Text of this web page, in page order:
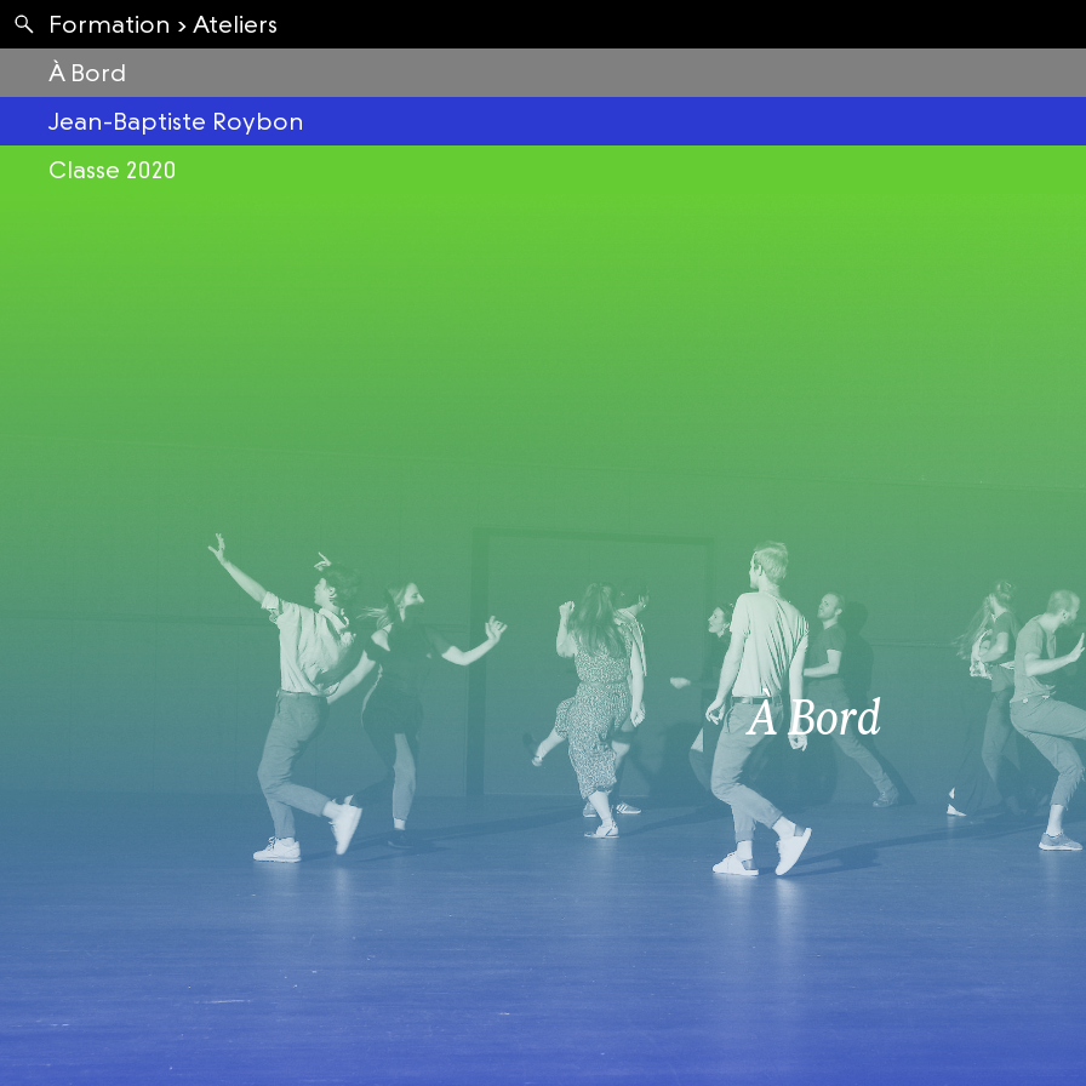
Formation › Ateliers
À Bord
Jean-Baptiste Roybon
Classe 2020
À Bord